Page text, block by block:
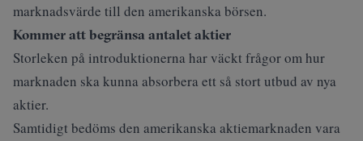
marknadsvärde till den amerikanska börsen.
Kommer att begränsa antalet aktier
Storleken på introduktionerna har väckt frågor om hur
marknaden ska kunna absorbera ett så stort utbud av nya
aktier.
Samtidigt bedöms den amerikanska aktiemarknaden vara